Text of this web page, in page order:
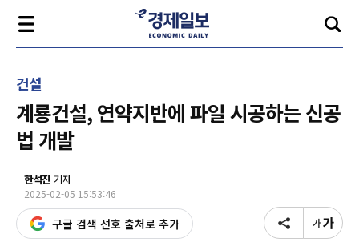
건설
계룡건설, 연약지반에 파일 시공하는 신공
법 개발
한석진 기자
2025-02-05 15:53:46
구글 검색 선호 출처로 추가